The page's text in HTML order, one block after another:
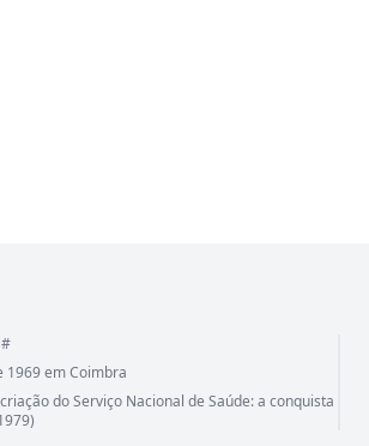
1969 em Coimbra
do Serviço Nacional de Saúde: a conquista